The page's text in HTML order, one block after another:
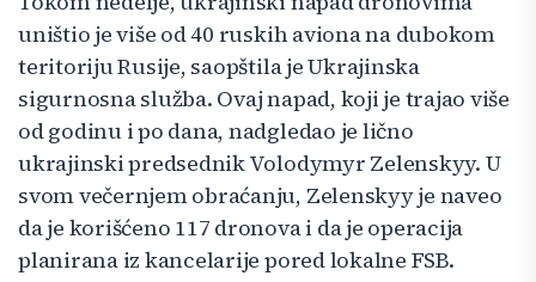
uništio je više od 40 ruskih aviona na dubokom
teritoriju Rusije, saopštila je Ukrajinska
sigurnosna služba. Ovaj napad, koji je trajao više
od godinu i po dana, nadgledao je lično
ukrajinski predsednik Volodymyr Zelenskyy. U
svom večernjem obraćanju, Zelenskyy je naveo
da je korišćeno 117 dronova i da je operacija
planirana iz kancelarije pored lokalne FSB.